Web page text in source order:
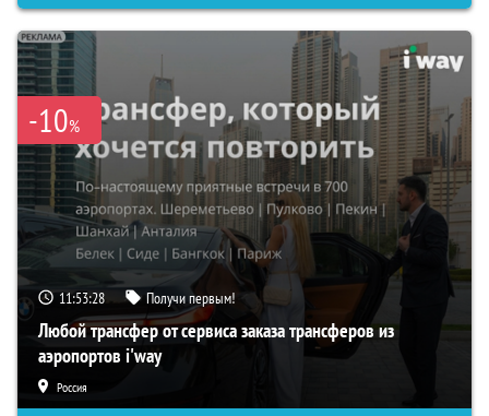
-10%
11:53:27 Получи первым!
Любой трансфер от сервиса заказа трансферов из
аэропортов i'way
Россия